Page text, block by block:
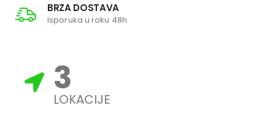
BRZA DOSTAVA
Isporuka u roku 48h
3
LOKACIJE